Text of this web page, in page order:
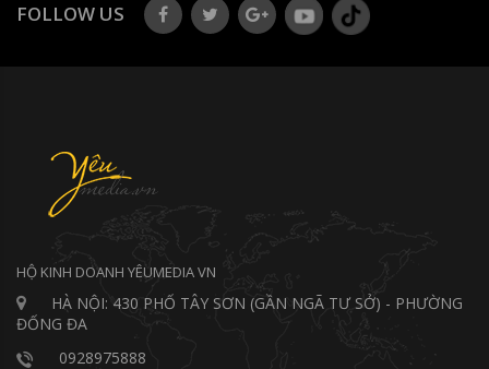
FOLLOW US
HỘ KINH DOANH YÊUMEDIA VN
HÀ NỘI: 430 PHỐ TÂY SƠN (GẦN NGÃ TƯ SỞ) - PHƯỜNG
ĐỐNG ĐA
0928975888